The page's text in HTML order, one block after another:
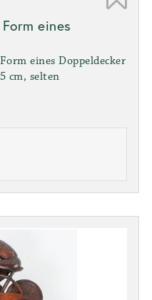
eines
eines Doppeldecker
cm, selten